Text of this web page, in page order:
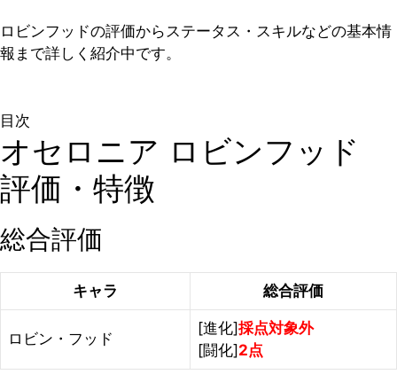
ロビンフッドの評価からステータス・スキルなどの基本情
報まで詳しく紹介中です。
目次
オセロニア ロビンフッド
評価・特徴
総合評価
キャラ 総合評価
ロビン・フッド
[進化]採点対象外
[闘化] 2点